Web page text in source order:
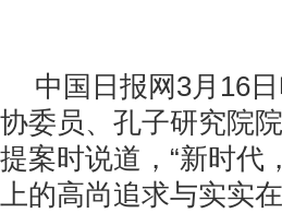
中国日报网3月16
协委员、孔子研究院
提案时说道，“新时代
上的高尚追求与实实